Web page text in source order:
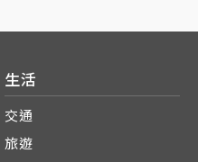
生活
交通
旅遊